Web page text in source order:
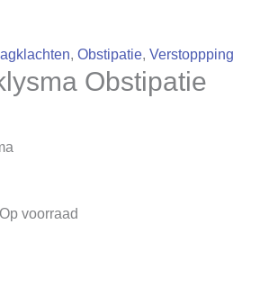
, Obstipatie, Verstoppping
Obstipatie
Op voorraad